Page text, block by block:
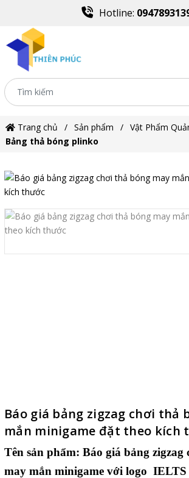
Hotline:
Trang chủ Sản phẩm
Vật Phẩm
Bảng thả bóng plinko
Báo giá bảng zigzag chơi thả
mắn minigame đặt theo kích
Tên sản phẩm: Báo giá bảng zigzag
may mắn minigame với logo